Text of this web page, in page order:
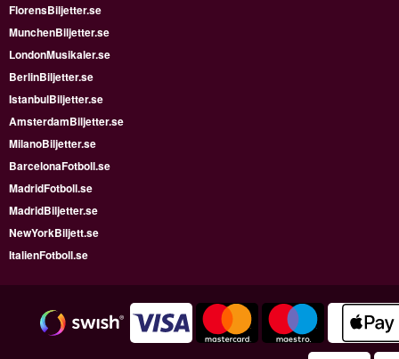
FlorensBiljetter.se
MunchenBiljetter.se
LondonMusikaler.se
BerlinBiljetter.se
IstanbulBiljetter.se
AmsterdamBiljetter.se
MilanoBiljetter.se
BarcelonaFotboll.se
MadridFotboll.se
MadridBiljetter.se
NewYorkBiljett.se
ItalienFotboll.se